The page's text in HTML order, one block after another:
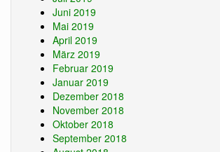
Juni 2019
Mai 2019
April 2019
März 2019
Februar 2019
Januar 2019
Dezember 2018
November 2018
Oktober 2018
September 2018